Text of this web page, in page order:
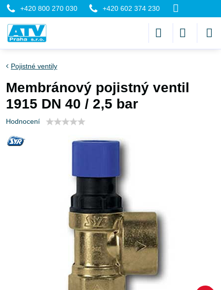
+420 800 270 030 +420 602 374 230
Pojistné ventily
Membránový pojistný ventil
1915 DN 40 / 2,5 bar
Hodnocení